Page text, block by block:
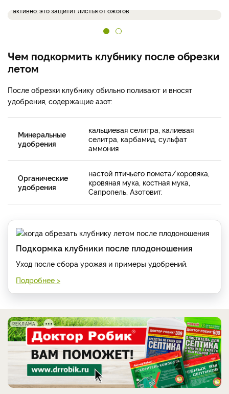
активно: это защитит листья от ожогов
Чем подкормить клубнику после обрезки
летом
После обрезки клубнику обильно поливают и вносят
удобрения, содержащие азот:
Минеральные
удобрения
кальциевая селитра, калиевая
селитра, карбамид, сульфат
аммония
Органические
удобрения
настой птичьего помета/коровяка,
кровяная мука, костная мука,
Сапропель, Азотовит.
Подкормка клубники после плодоношения
Уход после сбора урожая и примеры удобрений.
Подробнее >
РЕКЛАМА